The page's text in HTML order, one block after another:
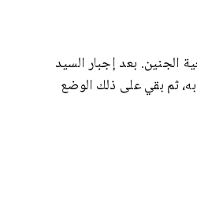
بعد إجبار السيد
٥٠ مترا أثناء عملية استجوابه، ثم بقي على ذلك الوضع